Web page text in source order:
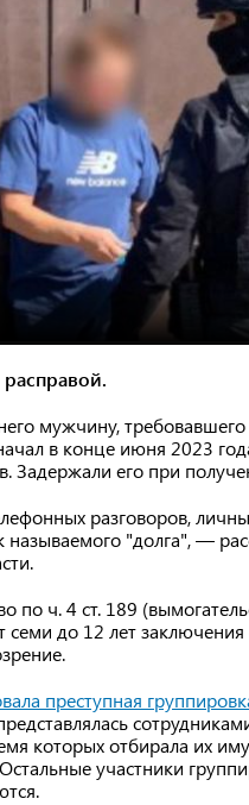
мужчину,
в конце июня 2023
его при
разговоров,
"долга", —
по ч. 4 ст. 189
семи до 12 лет
преступная
которых отбирала их
участники